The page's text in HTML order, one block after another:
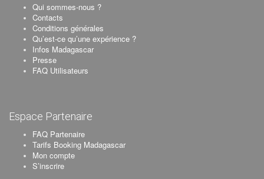
Qui sommes-nous ?
Contacts
Conditions générales
Qu’est-ce qu’une expérience ?
Infos Madagascar
Presse
FAQ Utilisateurs
Espace Partenaire
FAQ Partenaire
Tarifs Booking Madagascar
Mon compte
S’inscrire